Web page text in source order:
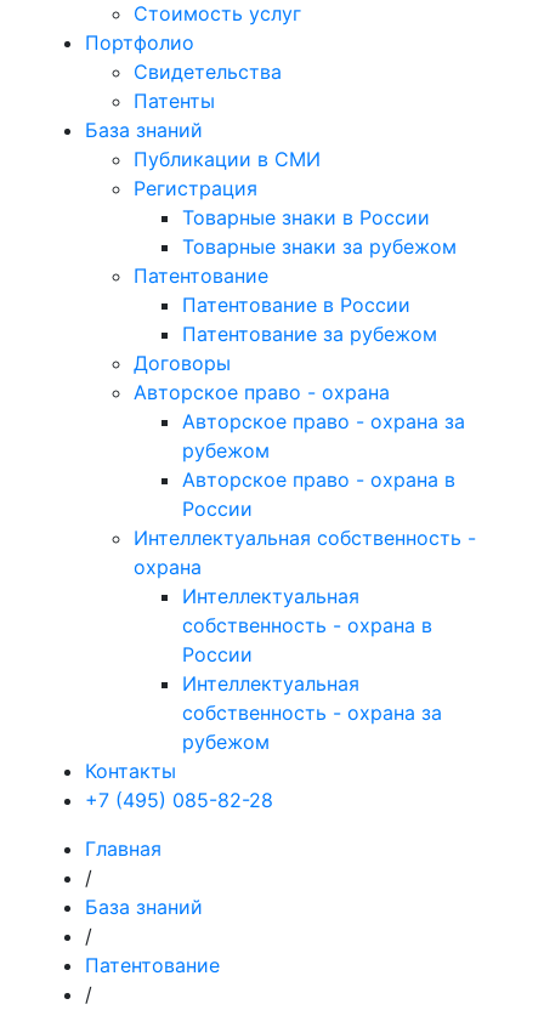
Стоимость услуг
Портфолио
Свидетельства
Патенты
База знаний
Публикации в СМИ
Регистрация
Товарные знаки в России
Товарные знаки за рубежом
Патентование
Патентование в России
Патентование за рубежом
Договоры
Авторское право - охрана
Авторское право - охрана за
рубежом
Авторское право - охрана в
России
Интеллектуальная собственность -
охрана
Интеллектуальная
собственность - охрана в
России
Интеллектуальная
собственность - охрана за
рубежом
Контакты
+7 (495) 085-82-28
Главная
/
База знаний
/
Патентование
/